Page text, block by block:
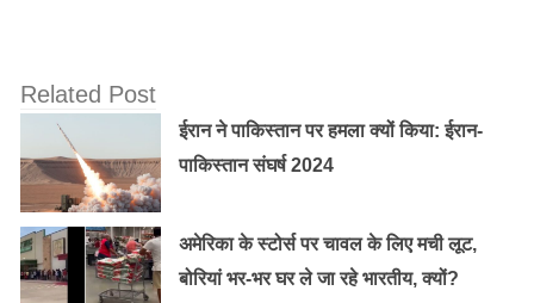
Related Post
ईरान ने पाकिस्तान पर हमला क्यों किया: ईरान-
पाकिस्तान संघर्ष 2024
अमेरिका के स्टोर्स पर चावल के लिए मची लूट,
बोरियां भर-भर घर ले जा रहे भारतीय, क्यों?